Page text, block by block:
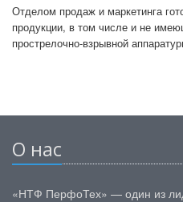
Отделом продаж и маркетинга
продукции, в том числе и не
прострелочно-взрывной
О нас
«НТФ ПерфоТех» — один из